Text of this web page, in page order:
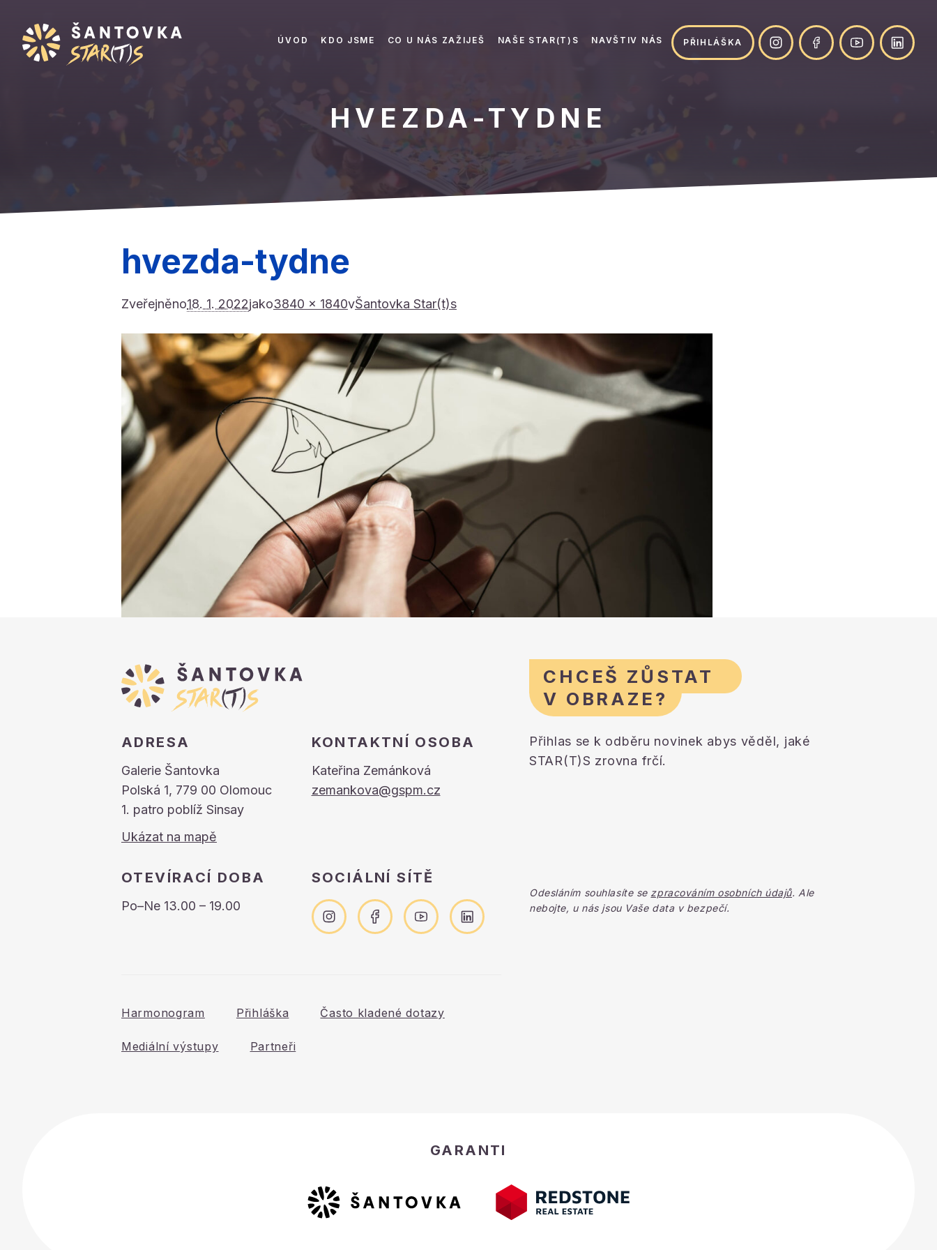
ÚVOD KDO JSME CO U NÁS ZAŽIJEŠ NAŠE STAR(T)S NAVŠTIV NÁS PŘIHLÁŠKA
HVEZDA-TYDNE
hvezda-tydne
Zveřejněno18. 1. 2022jako3840 × 1840vŠantovka Star(t)s
ADRESA
Galerie Šantovka
Polská 1, 779 00 Olomouc
1. patro poblíž Sinsay
Ukázat na mapě
KONTAKTNÍ OSOBA
Kateřina Zemánková
zemankova@gspm.cz
OTEVÍRACÍ DOBA
Po–Ne 13.00 – 19.00
SOCIÁLNÍ SÍTĚ
Harmonogram Přihláška Často kladené dotazy
Mediální výstupy Partneři
CHCEŠ ZŮSTAT
V OBRAZE?
Přihlas se k odběru novinek abys věděl, jaké
STAR(T)S zrovna frčí.
Odesláním souhlasíte se zpracováním osobních údajů. Ale
nebojte, u nás jsou Vaše data v bezpečí.
GARANTI